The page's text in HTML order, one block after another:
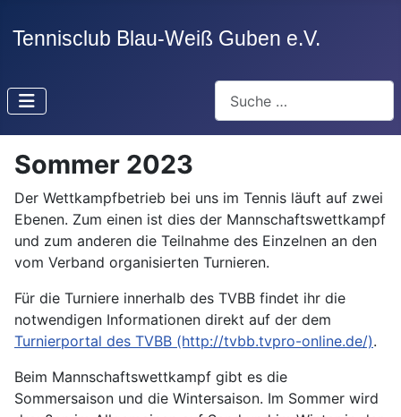
Sommer 2023
Der Wettkampfbetrieb bei uns im Tennis läuft auf zwei
Ebenen. Zum einen ist dies der Mannschaftswettkampf
und zum anderen die Teilnahme des Einzelnen an den
vom Verband organisierten Turnieren.
Für die Turniere innerhalb des TVBB findet ihr die
notwendigen Informationen direkt auf der dem
Turnierportal des TVBB (http://tvbb.tvpro-online.de/).
Beim Mannschaftswettkampf gibt es die
Sommersaison und die Wintersaison. Im Sommer wird